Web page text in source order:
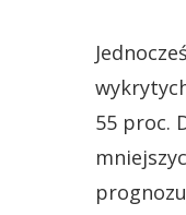
55 proc.